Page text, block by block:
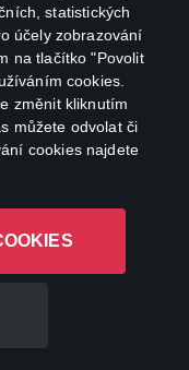
statistických
účely zobrazování
na tlačítko "Povolit
cookies.
změnit kliknutím
můžete odvolat či
cookies najdete